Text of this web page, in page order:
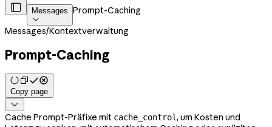
 Messages

Prompt-Caching
Messages/Kontextverwaltung
Prompt-Caching
Copy page

Cache Prompt-Präfixe mit cache_control, um Kosten und